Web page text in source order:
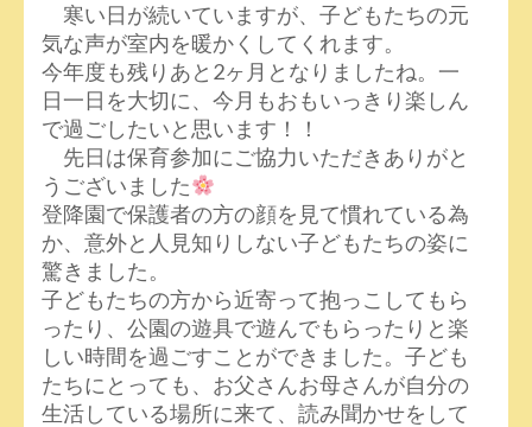
寒い日が続いていますが、子どもたちの元
気な声が室内を暖かくしてくれます。
今年度も残りあと2ヶ月となりましたね。一
日一日を大切に、今月もおもいっきり楽しん
で過ごしたいと思います！！
先日は保育参加にご協力いただきありがと
うございました
登降園で保護者の方の顔を見て慣れている為
か、意外と人見知りしない子どもたちの姿に
驚きました。
子どもたちの方から近寄って抱っこしてもら
ったり、公園の遊具で遊んでもらったりと楽
しい時間を過ごすことができました。子ども
たちにとっても、お父さんお母さんが自分の
生活している場所に来て、読み聞かせをして